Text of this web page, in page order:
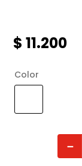
$ 11.200
Color
－